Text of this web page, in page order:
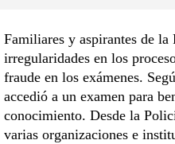
Familiares y aspirantes de
irregularidades en los
fraude en los exámenes.
accedió a un examen para
conocimiento. Desde la
varias organizaciones e